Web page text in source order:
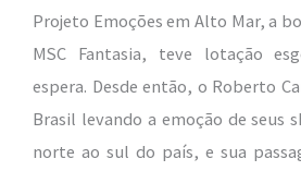
Projeto Emoções em Alto Mar, a
MSC Fantasia, teve lotação
espera. Desde então, o Roberto
Brasil levando a emoção de seus
norte ao sul do país, e sua